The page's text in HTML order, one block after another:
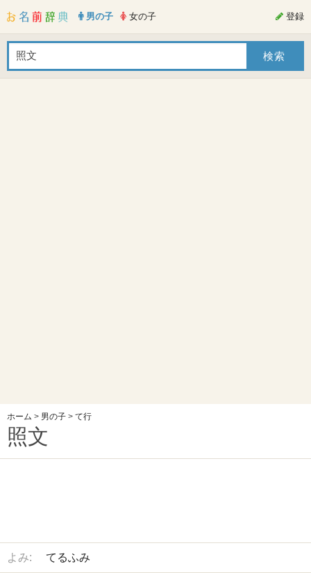
男の子 女の子 登録
ホーム > 男の子 > て行
照文
よみ: てるふみ